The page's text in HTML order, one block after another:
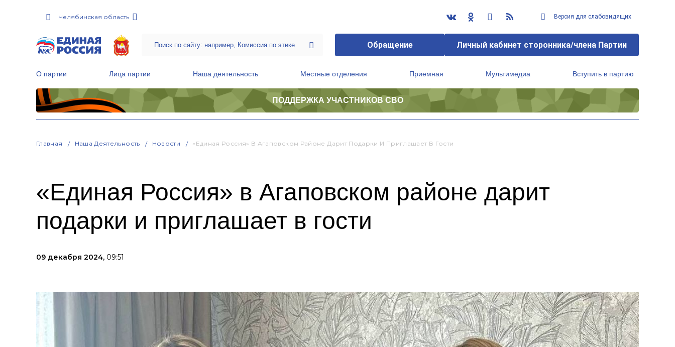
Челябинская область Версия для слабовидящих
Обращение Личный кабинет сторонника/члена Партии
О партии Лица партии Наша деятельность Местные отделения Приемная Мультимедиа Вступить в партию
ПОДДЕРЖКА УЧАСТНИКОВ СВО
Главная Наша Деятельность Новости «Единая Россия» В Агаповском Районе Дарит Подарки И Приглашает В Гости
«Единая Россия» в Агаповском районе дарит
подарки и приглашает в гости
09 декабря 2024, 09:51